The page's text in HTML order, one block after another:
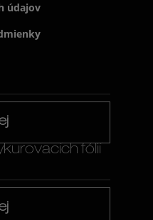
údajov
fólií